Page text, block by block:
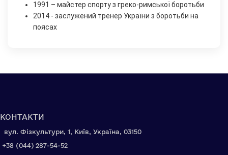
1991 – майстер спорту з греко-римської боротьби
2014 - заслужений тренер України з боротьби на
поясах
КОНТАКТИ
вул. Фізкультури, 1, Київ, Україна, 03150
+38 (044) 287-54-52